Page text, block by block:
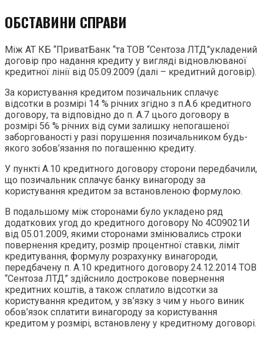
ОБСТАВИНИ СПРАВИ
Між АТ КБ “ПриватБанк “та ТОВ “Сентоза ЛТД”укладений
договір про надання кредиту у вигляді відновлюваної
кредитної лінії від 05.09.2009 (далі – кредитний договір).
За користування кредитом позичальник сплачує
відсотки в розмірі 14 % річних згідно з п.А.6 кредитного
договору, та відповідно до п. А.7 цього договору в
розмірі 56 % річних від суми залишку непогашеної
заборгованості у разі порушення позичальником будь-
якого зобов’язання по погашенню кредиту.
У пункті А.10 кредитного договору сторони передбачили,
що позичальник сплачує банку винагороду за
користування кредитом за встановленою формулою.
В подальшому між сторонами було укладено ряд
додаткових угод до кредитного договору No 4С09021И
від 05.01.2009, якими сторонами змінювались строки
повернення кредиту, розмір процентної ставки, ліміт
кредитування, формулу розрахунку винагороди,
передбачену п. А.10 кредитного договору.24.12.2014 ТОВ
“Сентоза ЛТД” здійснило дострокове повернення
кредитних коштів, а також сплатило відсотки за
користування кредитом, у зв’язку з чим у нього виник
обов’язок сплатити винагороду за користування
кредитом у розмірі, встановлену у кредитному договорі.